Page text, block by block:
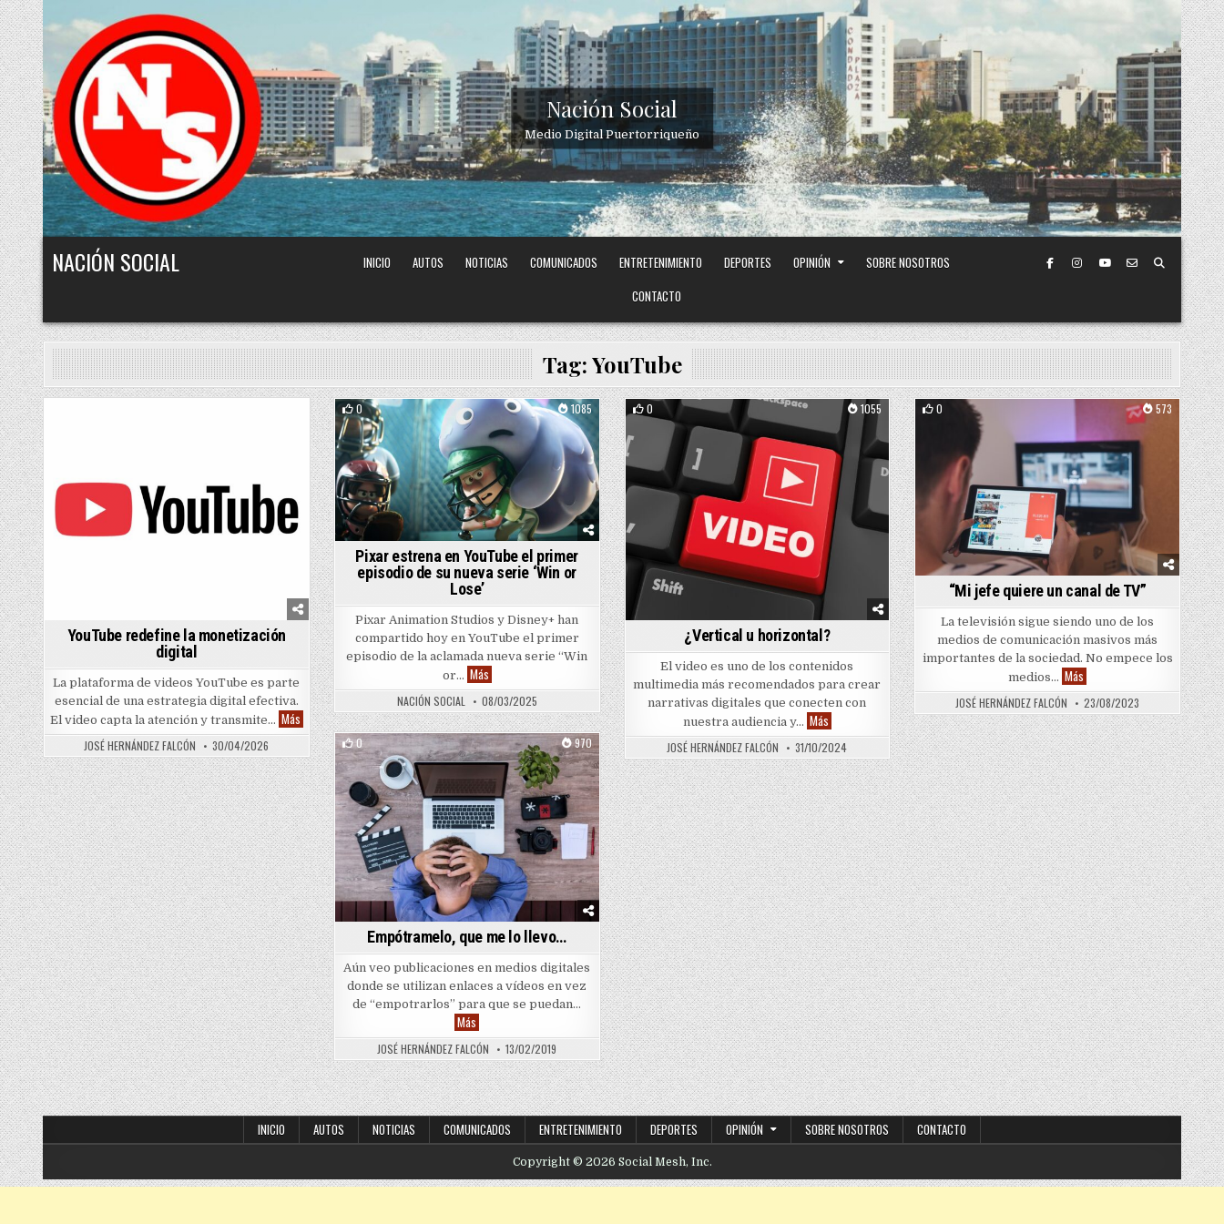
Skip to content
Nación Social
Medio Digital Puertorriqueño
NACIÓN SOCIAL INICIO AUTOS NOTICIAS COMUNICADOS ENTRETENIMIENTO DEPORTES OPINIÓN
SOBRE NOSOTROS
CONTACTO
Tag:YouTube
YouTube redefine la monetización
digital
La plataforma de videos YouTube es parte
esencial de una estrategia digital efectiva.
El video capta la atención y transmite… MásYouTube redefine la monetización digital
JOSÉ HERNÁNDEZ FALCÓN 30/04/2026
0 1085
Posted in
Pixar estrena en YouTube el primer
episodio de su nueva serie ‘Win or
Lose’
Pixar Animation Studios y Disney+ han
compartido hoy en YouTube el primer
episodio de la aclamada nueva serie “Win
or… MásPixar estrena en YouTube el primer episodio de su nueva serie ‘Win or Lose’
NACIÓN SOCIAL 08/03/2025
0 1055
Posted in
¿Vertical u horizontal?
El video es uno de los contenidos
multimedia más recomendados para crear
narrativas digitales que conecten con
nuestra audiencia y… Más¿Vertical u horizontal?
JOSÉ HERNÁNDEZ FALCÓN 31/10/2024
0 573
Posted in
“Mi jefe quiere un canal de TV”
La televisión sigue siendo uno de los
medios de comunicación masivos más
importantes de la sociedad. No empece los
medios… Más “Mi jefe quiere un canal de
JOSÉ HERNÁNDEZ FALCÓN 23/08/2023
0 970
Posted in
Empótramelo, que me lo llevo…
Aún veo publicaciones en medios digitales
donde se utilizan enlaces a vídeos en vez
de “empotrarlos” para que se puedan…
Más Empótramelo, que me lo llevo…
JOSÉ HERNÁNDEZ FALCÓN 13/02/2019
INICIO AUTOS NOTICIAS COMUNICADOS ENTRETENIMIENTO DEPORTES OPINIÓN SOBRE NOSOTROS CONTACTO
Copyright © 2026 Social Mesh, Inc.